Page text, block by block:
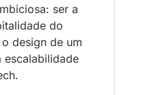
ser a
do
design de um
escalabilidade